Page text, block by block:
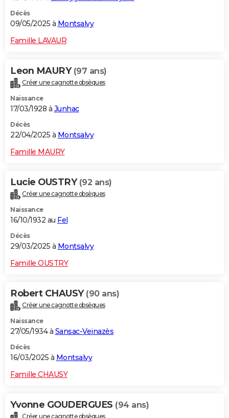
Décès
09/05/2025 à Montsalvy
Famille LAVAUR
Leon MAURY (97 ans)
Créer une cagnotte obsèques
Naissance
17/03/1928 à Junhac
Décès
22/04/2025 à Montsalvy
Famille MAURY
Lucie OUSTRY (92 ans)
Créer une cagnotte obsèques
Naissance
16/10/1932 au Fel
Décès
29/03/2025 à Montsalvy
Famille OUSTRY
Robert CHAUSY (90 ans)
Créer une cagnotte obsèques
Naissance
27/05/1934 à Sansac-Veinazès
Décès
16/03/2025 à Montsalvy
Famille CHAUSY
Yvonne GOUDERGUES (94 ans)
Créer une cagnotte obsèques